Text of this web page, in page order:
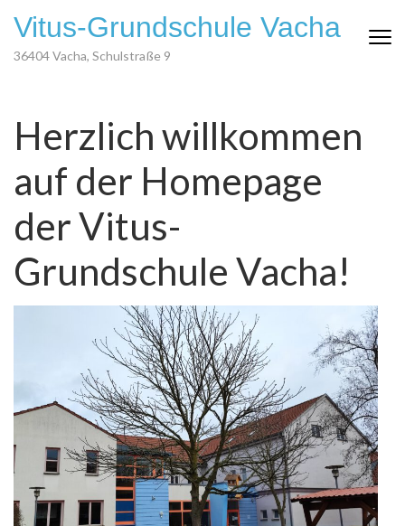
Inhalt
springen
Vitus-Grundschule Vacha
36404 Vacha, Schulstraße 9
Herzlich willkommen
auf der Homepage
der Vitus-
Grundschule Vacha!